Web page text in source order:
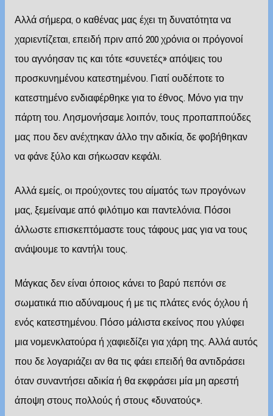
Αλλά σήμερα, ο καθένας μας έχει τη δυνατότητα να
χαριεντίζεται, επειδή πριν από 200 χρόνια οι πρόγονοί
του αγνόησαν τις και τότε «συνετές» απόψεις του
προσκυνημένου κατεστημένου. Γιατί ουδέποτε το
κατεστημένο ενδιαφέρθηκε για το έθνος. Μόνο για την
πάρτη του. Λησμονήσαμε λοιπόν, τους προπαππούδες
μας που δεν ανέχτηκαν άλλο την αδικία, δε φοβήθηκαν
να φάνε ξύλο και σήκωσαν κεφάλι.
Αλλά εμείς, οι προύχοντες του αίματός των προγόνων
μας, ξεμείναμε από φιλότιμο και παντελόνια. Πόσοι
άλλωστε επισκεπτόμαστε τους τάφους μας για να τους
ανάψουμε το καντήλι τους.
Μάγκας δεν είναι όποιος κάνει το βαρύ πεπόνι σε
σωματικά πιο αδύναμους ή με τις πλάτες ενός όχλου ή
ενός κατεστημένου. Πόσο μάλιστα εκείνος που γλύφει
μια νομενκλατούρα ή χαφιεδίζει για χάρη της. Αλλά αυτός
που δε λογαριάζει αν θα τις φάει επειδή θα αντιδράσει
όταν συναντήσει αδικία ή θα εκφράσει μία μη αρεστή
άποψη στους πολλούς ή στους «δυνατούς».